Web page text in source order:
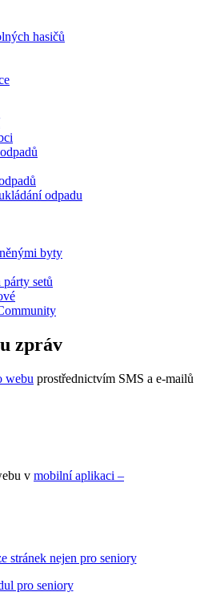
hasičů
odpadu
byty
párty setů
zpráv
webu prostřednictvím SMS a e-mailů
v mobilní aplikaci –
stránek nejen pro seniory